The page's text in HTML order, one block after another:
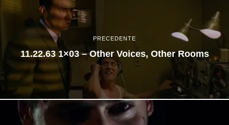
PRECEDENTE
11.22.63 1×03 – Other Voices, Other Rooms